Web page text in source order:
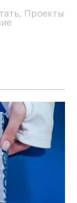
,
Проекты